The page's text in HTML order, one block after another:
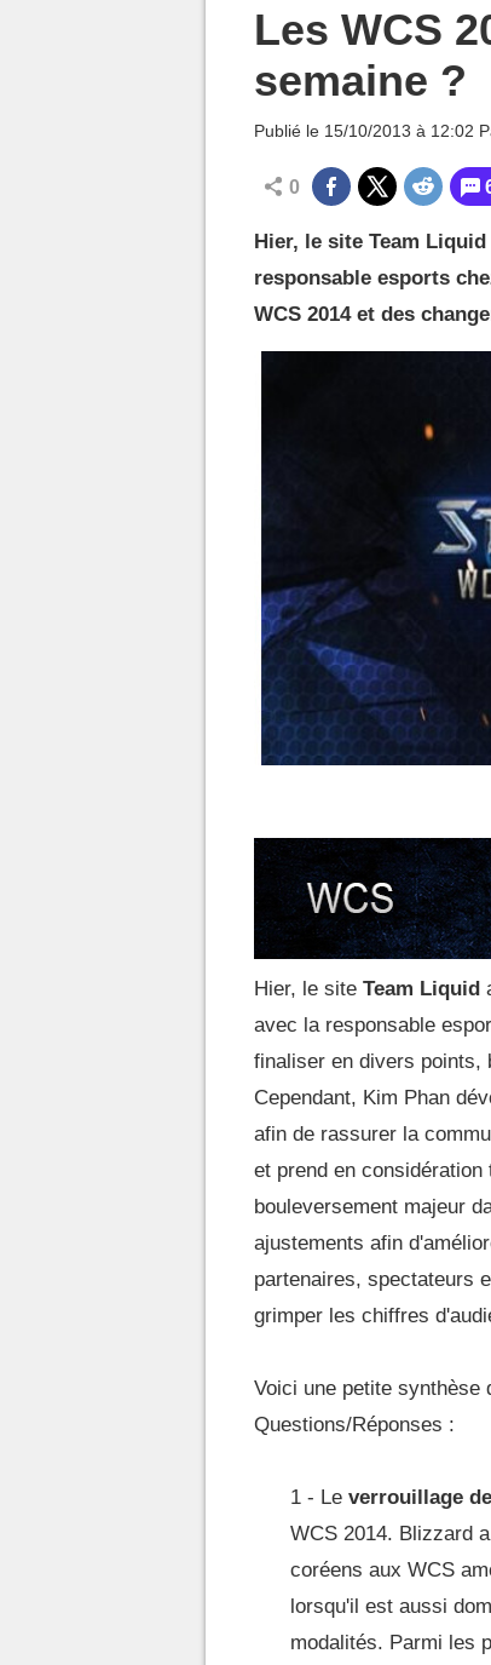
Les WCS
semaine ?
Publié le 15/10/2013 à 12:02
0
Hier, le site Team
responsable esports
WCS 2014 et des
Hier, le site Team Liquid
avec la responsable
finaliser en divers points,
Cependant, Kim Phan
afin de rassurer la
et prend en
bouleversement majeur
ajustements afin
partenaires, spectateurs
grimper les chiffres
Voici une petite synthèse
Questions/Réponses :
1 - Le verrouillage
WCS 2014. Blizzard
coréens aux WCS
lorsqu'il est aussi
modalités. Parmi les